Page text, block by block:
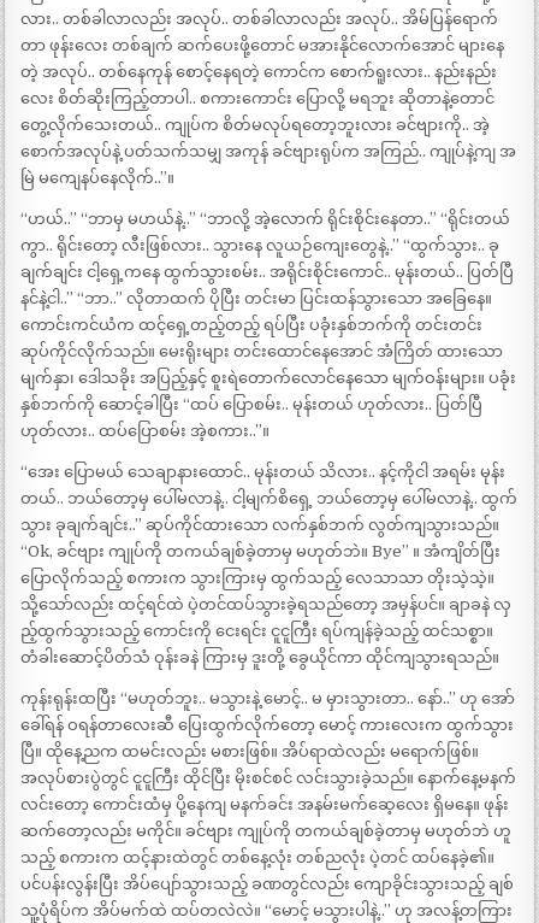
လား.. တစ်ခါလာလည်း အလုပ်.. တစ်ခါလာလည်း အလုပ်.. အိမ်ပြန်ရောက်
တာ ဖုန်းလေး တစ်ချက် ဆက်ပေးဖို့တောင် မအားနိုင်လောက်အောင် များနေ
တဲ့ အလုပ်.. တစ်နေကုန် စောင့်နေရတဲ့ ကောင်က စောက်ရူးလား.. နည်းနည်း
လေး စိတ်ဆိုးကြည့်တာပါ.. စကားကောင်း ပြောလို့ မရဘူး ဆိုတာနဲ့တောင်
တွေ့လိုက်သေးတယ်.. ကျုပ်က စိတ်မလုပ်ရတော့ဘူးလား ခင်ဗျားကို.. အဲ့
စောက်အလုပ်နဲ့ ပတ်သက်သမျှ အကုန် ခင်ဗျားရုပ်က အကြည်.. ကျုပ်နဲ့ကျ အ
မြဲ မကျေနပ်နေလိုက်..”။
“ဟယ်..” “ဘာမှ မဟယ်နဲ့..” “ဘာလို့ အဲ့လောက် ရိုင်းစိုင်းနေတာ..” “ရိုင်းတယ်
ကွာ.. ရိုင်းတော့ လီးဖြစ်လား.. သွားနေ လူယဉ်ကျေးတွေနဲ့..” “ထွက်သွား.. ခု
ချက်ချင်း ငါ့ရှေ့ကနေ ထွက်သွားစမ်း.. အရိုင်းစိုင်းကောင်.. မုန်းတယ်.. ပြတ်ပြီ
နင်နဲ့ငါ..” “ဘာ..” လိုတာထက် ပိုပြီး တင်းမာ ပြင်းထန်သွားသော အခြေနေ။
ကောင်းကင်ယံက ထင့်ရှေ့တည့်တည့် ရပ်ပြီး ပခုံးနှစ်ဘက်ကို တင်းတင်း
ဆုပ်ကိုင်လိုက်သည်။ မေးရိုးများ တင်းထောင်နေအောင် အံကြိတ် ထားသော
မျက်နှာ၊ ဒေါသခိုး အပြည့်နှင့် စူးရဲတောက်လောင်နေသော မျက်ဝန်းများ။ ပခုံး
နှစ်ဘက်ကို ဆောင့်ခါပြီး “ထပ် ပြောစမ်း.. မုန်းတယ် ဟုတ်လား.. ပြတ်ပြီ
ဟုတ်လား.. ထပ်ပြောစမ်း အဲ့စကား..”။
“အေး ပြောမယ် သေချာနားထောင်.. မုန်းတယ် သိလား.. နင့်ကိုငါ အရမ်း မုန်း
တယ်.. ဘယ်တော့မှ ပေါ်မလာနဲ့.. ငါ့မျက်စိရှေ့ ဘယ်တော့မှ ပေါ်မလာနဲ့.. ထွက်
သွား ခုချက်ချင်း..” ဆုပ်ကိုင်ထားသော လက်နှစ်ဘက် လွတ်ကျသွားသည်။
“Ok, ခင်ဗျား ကျုပ်ကို တကယ်ချစ်ခဲ့တာမှ မဟုတ်ဘဲ။ Bye” ။ အံကျိတ်ပြီး
ပြောလိုက်သည့် စကားက သွားကြားမှ ထွက်သည့် လေသာသာ တိုးသဲ့သဲ့။
သို့သော်လည်း ထင့်ရင်ထဲ ပဲ့တင်ထပ်သွားခဲ့ရသည်တော့ အမှန်ပင်။ ချာခနဲ လှ
ည့်ထွက်သွားသည့် ကောင်းကို ငေးရင်း ငူငူကြီး ရပ်ကျန်ခဲ့သည့် ထင်သစ္စာ။
တံခါးဆောင့်ပိတ်သံ ဝုန်းခနဲ ကြားမှ ဒူးတို့ ခွေယိုင်ကာ ထိုင်ကျသွားရသည်။
ကုန်းရုန်းထပြီး “မဟုတ်ဘူး.. မသွားနဲ့ မောင့်.. မ မှားသွားတာ.. နော်..” ဟု အော်
ခေါ်ရန် ဝရန်တာလေးဆီ ပြေးထွက်လိုက်တော့ မောင့် ကားလေးက ထွက်သွား
ပြီ။ ထိုနေ့ညက ထမင်းလည်း မစားဖြစ်။ အိပ်ရာထဲလည်း မရောက်ဖြစ်။
အလုပ်စားပွဲတွင် ငူငူကြီး ထိုင်ပြီး မိုးစင်စင် လင်းသွားခဲ့သည်။ နောက်နေ့မနက်
လင်းတော့ ကောင်းထံမှ ပို့နေကျ မနက်ခင်း အနမ်းမက်ဆေ့လေး ရှိမနေ။ ဖုန်း
ဆက်တော့လည်း မကိုင်။ ခင်ဗျား ကျုပ်ကို တကယ်ချစ်ခဲ့တာမှ မဟုတ်ဘဲ ဟူ
သည့် စကားက ထင့်နားထဲတွင် တစ်နေ့လုံး တစ်ညလုံး ပဲ့တင် ထပ်နေခဲ့၏။
ပင်ပန်းလွန်းပြီး အိပ်ပျော်သွားသည့် ခဏတွင်လည်း ကျောခိုင်းသွားသည့် ချစ်
သူ့ပုံရိပ်က အိပ်မက်ထဲ ထပ်တလဲလဲ။ “မောင့် မသွားပါနဲ့..” ဟု အလန့်တကြား